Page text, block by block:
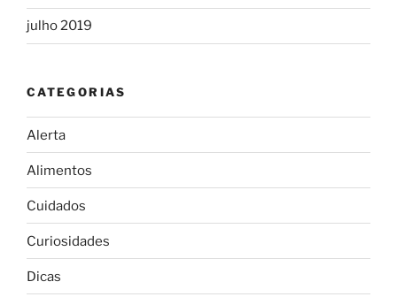
julho 2019
CATEGORIAS
Alerta
Alimentos
Cuidados
Curiosidades
Dicas